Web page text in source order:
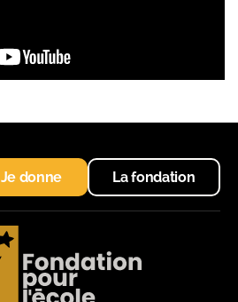
Je donne La fondation